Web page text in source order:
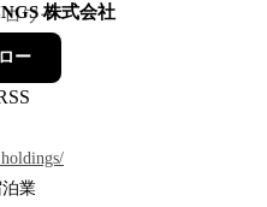
株式会社
ワー
ー
業